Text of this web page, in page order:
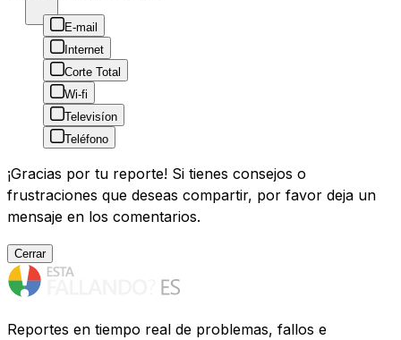
E-mail
Internet
Corte Total
Wi-fi
Televisíon
Teléfono
¡Gracias por tu reporte! Si tienes consejos o
frustraciones que deseas compartir, por favor deja un
mensaje en los comentarios.
Cerrar
Reportes en tiempo real de problemas, fallos e